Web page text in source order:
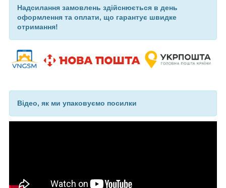
Надсилання замовлень здійснюється в день
оформлення та оплати, що гарантує швидке
отримання!
Відео, як ми упаковуємо посилки